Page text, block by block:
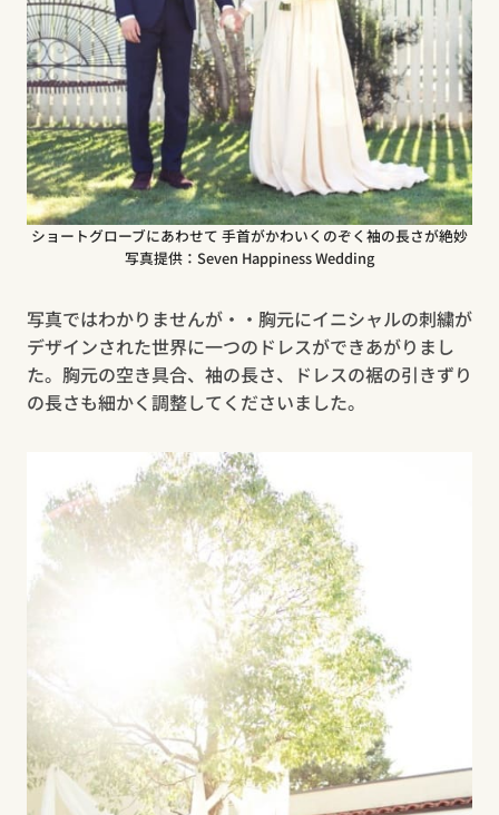
ショートグローブにあわせて 手首がかわいくのぞく袖の長さが絶妙
写真提供：Seven Happiness Wedding
写真ではわかりませんが・・胸元にイニシャルの刺繍が
デザインされた世界に一つのドレスができあがりまし
た。胸元の空き具合、袖の長さ、ドレスの裾の引きずり
の長さも細かく調整してくださいました。